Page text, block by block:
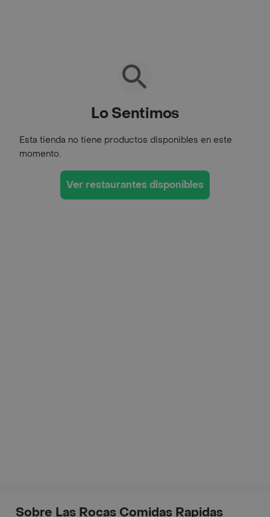
Lo Sentimos
Esta tienda no tiene productos disponibles en este
momento.
Ver restaurantes disponibles
Sobre Las Rocas Comidas Rapidas